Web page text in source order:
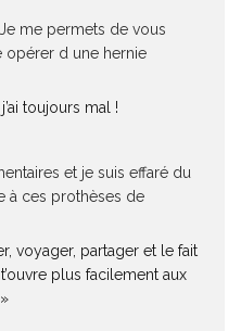
me permets de vous
opérer d une hernie
toujours mal !
et je suis effaré du
à ces prothèses de
voyager, partager et le fait
plus facilement aux